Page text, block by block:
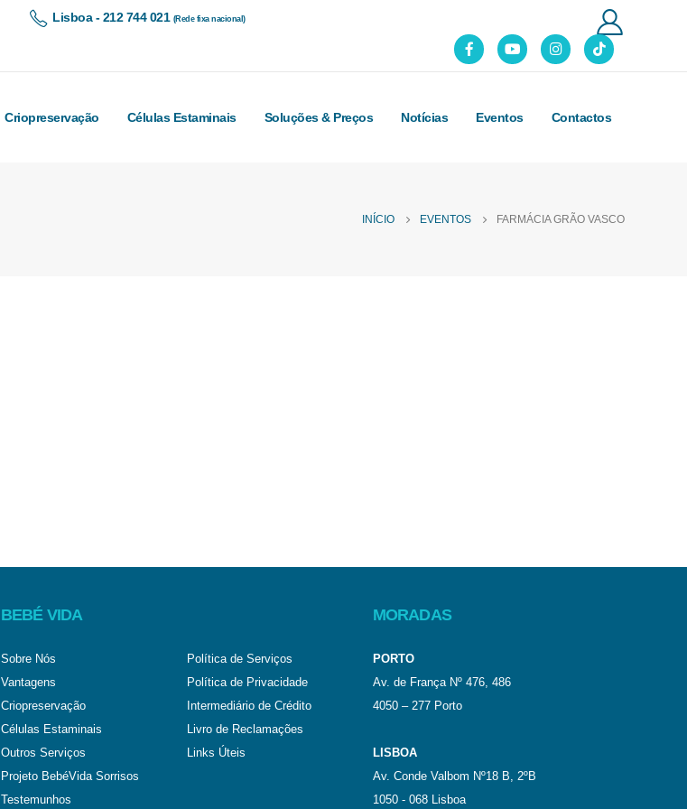
Lisboa - 212 744 021 (Rede fixa nacional)
Criopreservação Células Estaminais Soluções & Preços Notícias Eventos Contactos
INÍCIO EVENTOS FARMÁCIA GRÃO VASCO
BEBÉ VIDA
Sobre Nós
Vantagens
Criopreservação
Células Estaminais
Outros Serviços
Projeto BebéVida Sorrisos
Testemunhos
Política de Serviços
Política de Privacidade
Intermediário de Crédito
Livro de Reclamações
Links Úteis
MORADAS
PORTO
Av. de França Nº 476, 486
4050 – 277 Porto
LISBOA
Av. Conde Valbom Nº18 B, 2ºB
1050 - 068 Lisboa